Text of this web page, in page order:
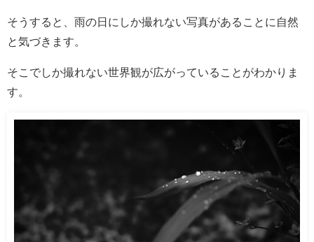
そうすると、雨の日にしか撮れない写真があることに自然
と気づきます。
そこでしか撮れない世界観が広がっていることがわかりま
す。